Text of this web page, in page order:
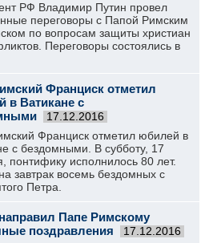
РФ Владимир Путин провел
переговоры с Папой Римским
по вопросам защиты христиан
Переговоры состоялись в
Франциск отметил
в Ватикане с
17.12.2016
Франциск отметил юбилей в
с бездомными. В субботу, 17
понтифику исполнилось 80 лет.
завтрак восемь бездомных с
Петра.
Папе Римскому
поздравления
17.12.2016